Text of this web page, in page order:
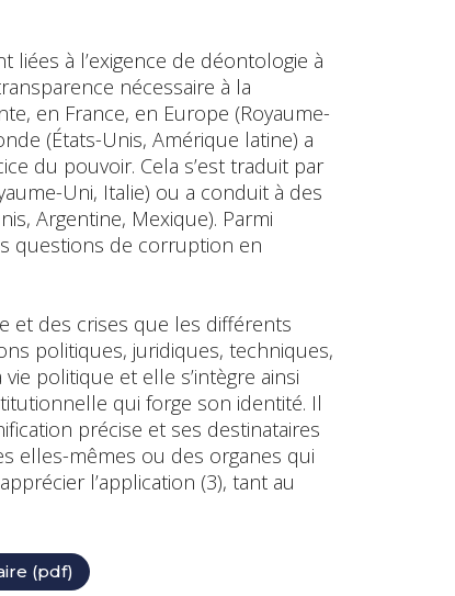
à l’exigence de déontologie à
nécessaire à la
en France, en Europe (Royaume-
(États-Unis, Amérique latine) a
du pouvoir. Cela s’est traduit par
Uni, Italie) ou a conduit à des
Argentine, Mexique). Parmi
questions de corruption en
et des crises que les différents
politiques, juridiques, techniques,
politique et elle s’intègre ainsi
qui forge son identité. Il
précise et ses destinataires
elles-mêmes ou des organes qui
l’application (3), tant au
(pdf)